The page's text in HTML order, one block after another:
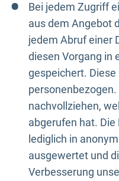
Bei jedem Zugriff
aus dem Angebot
jedem Abruf einer
diesen Vorgang in
gespeichert.
nachvollziehen,
abgerufen hat.
lediglich in
ausgewertet und
Verbesserung